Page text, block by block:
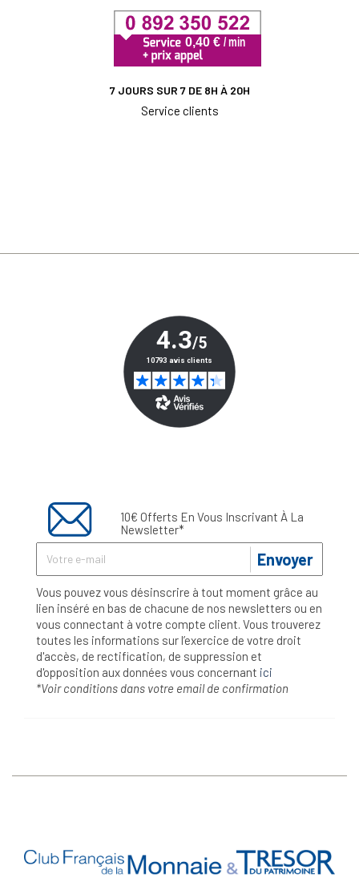
7 JOURS SUR 7 DE 8H À 20H
Service clients
10€ Offerts En Vous Inscrivant À La
Newsletter*
Envoyer
Vous pouvez vous désinscrire à tout moment grâce au
lien inséré en bas de chacune de nos newsletters ou en
vous connectant à votre compte client. Vous trouverez
toutes les informations sur l’exercice de votre droit
d'accès, de rectification, de suppression et
d'opposition aux données vous concernant ici
*Voir conditions dans votre email de confirmation